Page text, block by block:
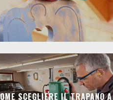
SCEGLIERE IL TRAPANO A